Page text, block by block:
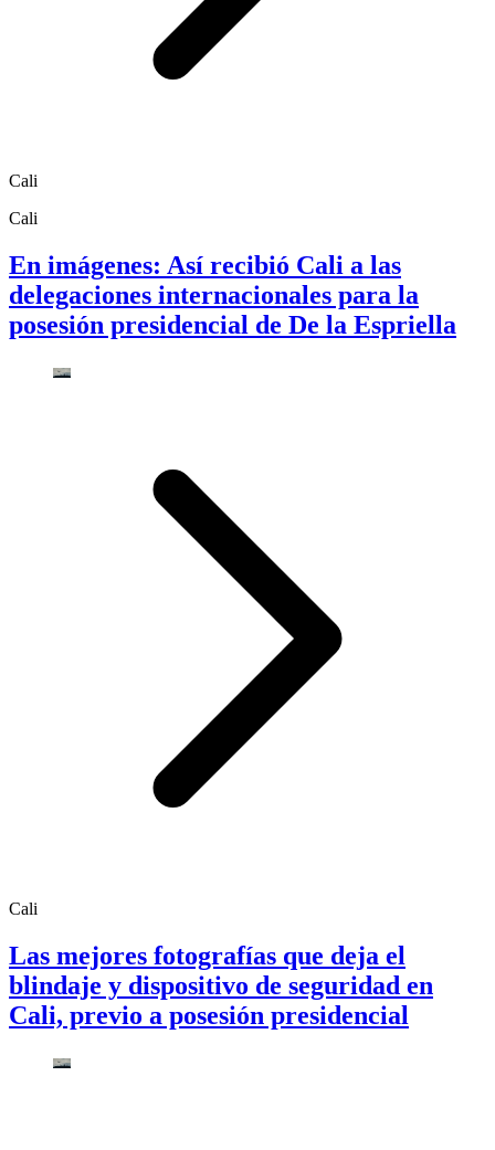
Cali
Cali
En imágenes: Así recibió Cali a las
delegaciones internacionales para la
posesión presidencial de De la Espriella
Cali
Las mejores fotografías que deja el
blindaje y dispositivo de seguridad en
Cali, previo a posesión presidencial